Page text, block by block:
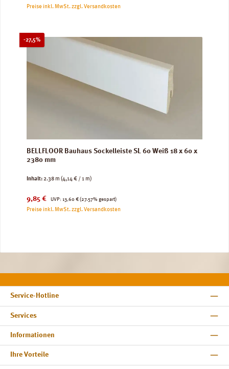
Preise inkl. MwSt. zzgl. Versandkosten
-27,5%Rabatt
BELLFLOOR Bauhaus Sockelleiste SL 60 Weiß 18 x 60 x
2380 mm
Inhalt:2.38 m (4,14 € / 1 m)
Verkaufspreis:
9,85 € UVP:
Regulärer Preis:
13,60 € (27.57% gespart)
Preise inkl. MwSt. zzgl. Versandkosten
Service-Hotline
Services
Informationen
Ihre Vorteile